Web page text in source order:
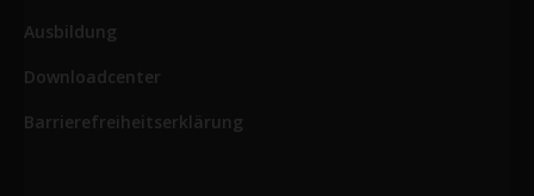
Ausbildung
Downloadcenter
Barrierefreiheitserklärung